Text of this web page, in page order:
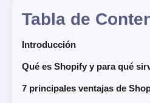
Tabla de
Introducción
Qué es Shopify y para qué
7 principales ventajas de